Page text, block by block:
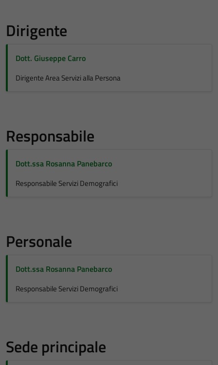
Dirigente
Dott. Giuseppe Carro
Dirigente Area Servizi alla Persona
Responsabile
Dott.ssa Rosanna Panebarco
Responsabile Servizi Demografici
Personale
Dott.ssa Rosanna Panebarco
Responsabile Servizi Demografici
Sede principale